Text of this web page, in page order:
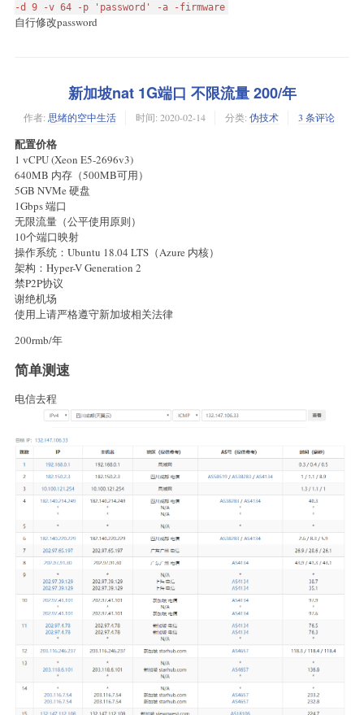
-d 9 -v 64 -p 'password' -a -firmware
自行修改password
新加坡nat 1G端口 不限流量 200/年
作者: 思绪的空中生活 时间: 2020-02-14 分类: 伪技术 3 条评论
配置价格
1 vCPU (Xeon E5-2696v3)
640MB 内存（500MB可用）
5GB NVMe 硬盘
1Gbps 端口
无限流量（公平使用原则）
10个端口映射
操作系统：Ubuntu 18.04 LTS（Azure 内核）
架构：Hyper-V Generation 2
禁P2P协议
谢绝机场
使用上请严格遵守新加坡相关法律
200rmb/年
简单测速
电信去程